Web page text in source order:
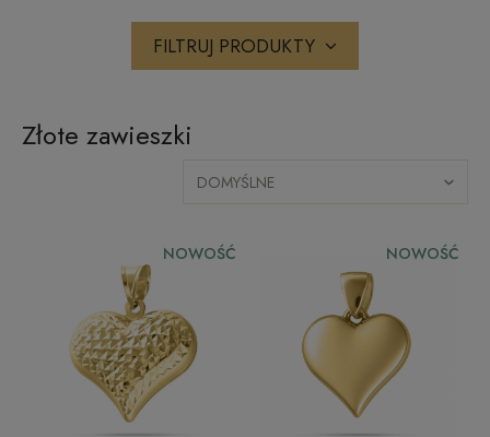
FILTRUJ PRODUKTY
Złote zawieszki
NOWOŚĆ NOWOŚĆ